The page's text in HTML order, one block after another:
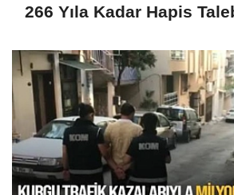
266 Yıla Kadar Hapis